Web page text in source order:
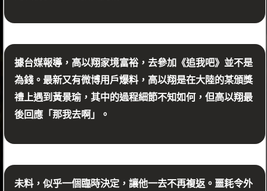
據台媒報導，高以翔家境富裕，去參加《追我吧》並不是
為錢。最新又有微博用戶爆料，高以翔是在大陸的某頒獎
禮上遇到黃景瑜，其中的過程細節不知如何，但高以翔最
後回應「那我去啊」。
未料，似乎一個臨時決定，讓他一去不再複返。噩耗令外